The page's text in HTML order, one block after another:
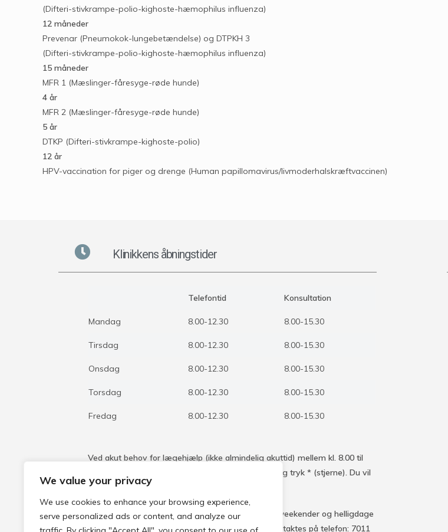
We value your privacy
We use cookies to enhance your browsing experience,
serve personalized ads or content, and analyze our
(Difteri-stivkrampe-polio-kighoste-hæmophilus influenza)
12 måneder
Prevenar (Pneumokok-lungebetændelse) og DTPKH 3
(Difteri-stivkrampe-polio-kighoste-hæmophilus influenza)
15 måneder
MFR 1 (Mæslinger-fåresyge-røde hunde)
4 år
MFR 2 (Mæslinger-fåresyge-røde hunde)
5 år
DTKP (Difteri-stivkrampe-kighoste-polio)
12 år
HPV-vaccination for piger og drenge (Human papillomavirus/livmoderhalskræftvaccinen)
Klinikkens åbningstider
Telefontid Konsultation
Mandag 8.00-12.30 8.00-15.30
Tirsdag 8.00-12.30 8.00-15.30
Onsdag 8.00-12.30 8.00-15.30
Torsdag 8.00-12.30 8.00-15.30
Fredag 8.00-12.30 8.00-15.30
Ved akut behov for lægehjælp (ikke almindelig akuttid) mellem kl. 8.00 til
16.00: ring til klinikkens hovednummer 9756 1040 og tryk * (stjerne). Du vil
blive stillet i gennem til den akutte telefon.
Fra kl. 16.00 til 8.00 på hverdage og hele døgnet i weekender og helligdage
kan lægevagten ved akut behov for lægehjælp kontaktes på telefon: 7011